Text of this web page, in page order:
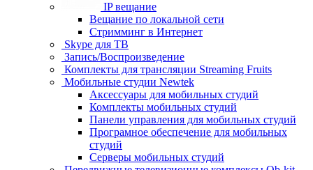
IP вещание
Вещание по локальной сети
Стримминг в Интернет
Skype для ТВ
Запись/Воспроизведение
Комплекты для трансляции Streaming Fruits
Мобильные студии Newtek
Аксессуары для мобильных студий
Комплекты мобильных студий
Панели управления для мобильных студий
Програмное обеспечение для мобильных
студий
Серверы мобильных студий